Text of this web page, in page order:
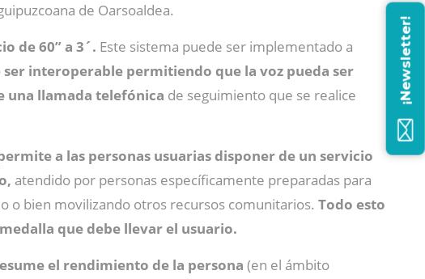
de Oarsoaldea.
de 60” a 3´. Este sistema puede ser implementado a
interoperable permitiendo que la voz pueda ser
una llamada telefónica de seguimiento que se realice
a las personas usuarias disponer de un servicio
atendido por personas específicamente preparadas para
o bien movilizando otros recursos comunitarios. Todo esto
que debe llevar el usuario.
el rendimiento de la persona (en el ámbito
¡Newsletter!